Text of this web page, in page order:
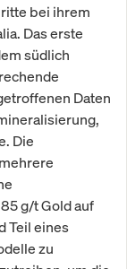
bei ihrem
Das erste
südlich
Daten
Die
g/t Gold auf
Teil eines
zu